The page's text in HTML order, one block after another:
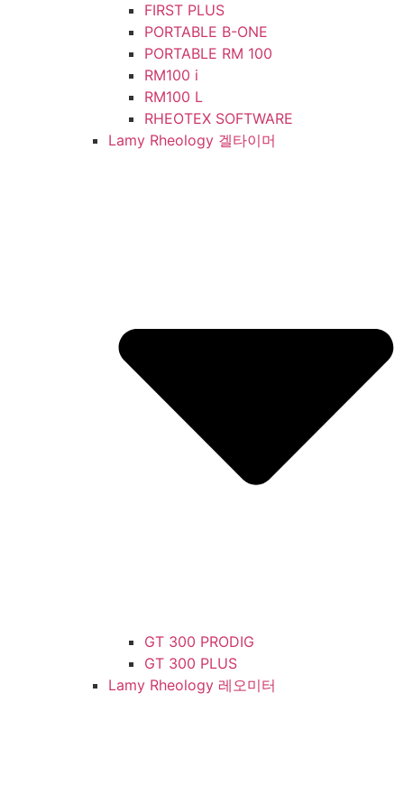
FIRST PLUS
PORTABLE B-ONE
PORTABLE RM 100
RM100 i
RM100 L
RHEOTEX SOFTWARE
Lamy Rheology 겔타이머
GT 300 PRODIG
GT 300 PLUS
Lamy Rheology 레오미터